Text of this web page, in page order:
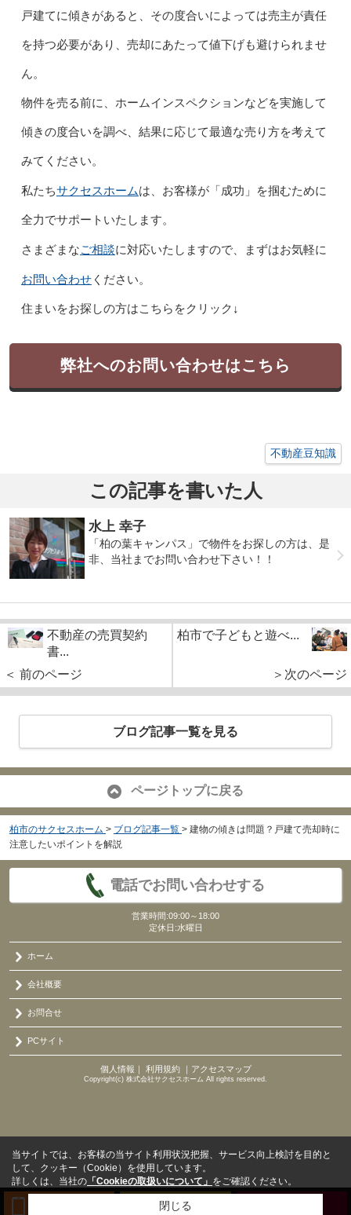
戸建てに傾きがあると、その度合いによっては売主が責任
を持つ必要があり、売却にあたって値下げも避けられませ
ん。
物件を売る前に、ホームインスペクションなどを実施して
傾きの度合いを調べ、結果に応じて最適な売り方を考えて
みてください。
私たちサクセスホームは、お客様が「成功」を掴むために
全力でサポートいたします。
さまざまなご相談に対応いたしますので、まずはお気軽に
お問い合わせください。
住まいをお探しの方はこちらをクリック↓
弊社へのお問い合わせはこちら
不動産豆知識
この記事を書いた人
水上 幸子
「柏の葉キャンパス」で物件をお探しの方は、是
非、当社までお問い合わせ下さい！！
不動産の売買契約
書...
＜ 前のページ
柏市で子どもと遊べ...
＞次のページ
ブログ記事一覧を見る
ページトップに戻る
柏市のサクセスホーム > ブログ記事一覧 > 建物の傾きは問題？戸建て売却時に
注意したいポイントを解説
電話でお問い合わせする
営業時間:09:00～18:00
定休日:水曜日
ホーム
会社概要
お問合せ
PCサイト
個人情報 ｜ 利用規約｜ アクセスマップ
Copyright(c) 株式会社サクセスホーム All rights reserved.
来店予約
当サイトでは、お客様の当サイト利用状況把握、サービス向上検討を目的と
して、クッキー（Cookie）を使用しています。
詳しくは、当社の 「Cookieの取扱いについて」 をご確認ください。
閉じる